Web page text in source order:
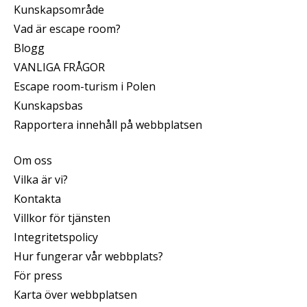
Kunskapsområde
Vad är escape room?
Blogg
VANLIGA FRÅGOR
Escape room-turism i Polen
Kunskapsbas
Rapportera innehåll på webbplatsen
Om oss
Vilka är vi?
Kontakta
Villkor för tjänsten
Integritetspolicy
Hur fungerar vår webbplats?
För press
Karta över webbplatsen